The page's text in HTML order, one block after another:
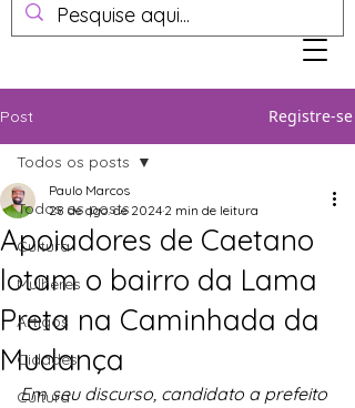
Post Registre-se
Todos os posts
Cultura
Mulheres
Artigos
Cidades
Cultura
Todos os posts
Apoiadores de Caetano
lotam o bairro da Lama
Preta na Caminhada da
Mudança
Paulo Marcos
28 de ago. de 2024 2 min de leitura
Em seu discurso, candidato a prefeito